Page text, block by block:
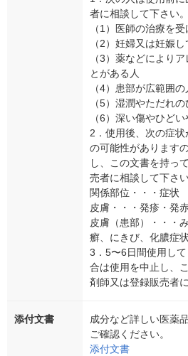
者に相談して下さい。
（1）医師の治療を
（2）妊婦又は妊娠
（3）薬などにより
とがある人
（4）患部が広範囲の
（5）湿潤やただれ
（6）深い傷やひど
2．使用後、次の症
の可能性があります
し、この文書を持っ
売者に相談して下さい
関係部位・・・症状
皮膚・・・発疹・発
皮膚（患部）・・・
癬、にきび、化膿症
3．5〜6日間使用し
合は使用を中止し、
剤師又は登録販売者
添付文書
成分など詳しい医薬
ご確認ください。
添付文書